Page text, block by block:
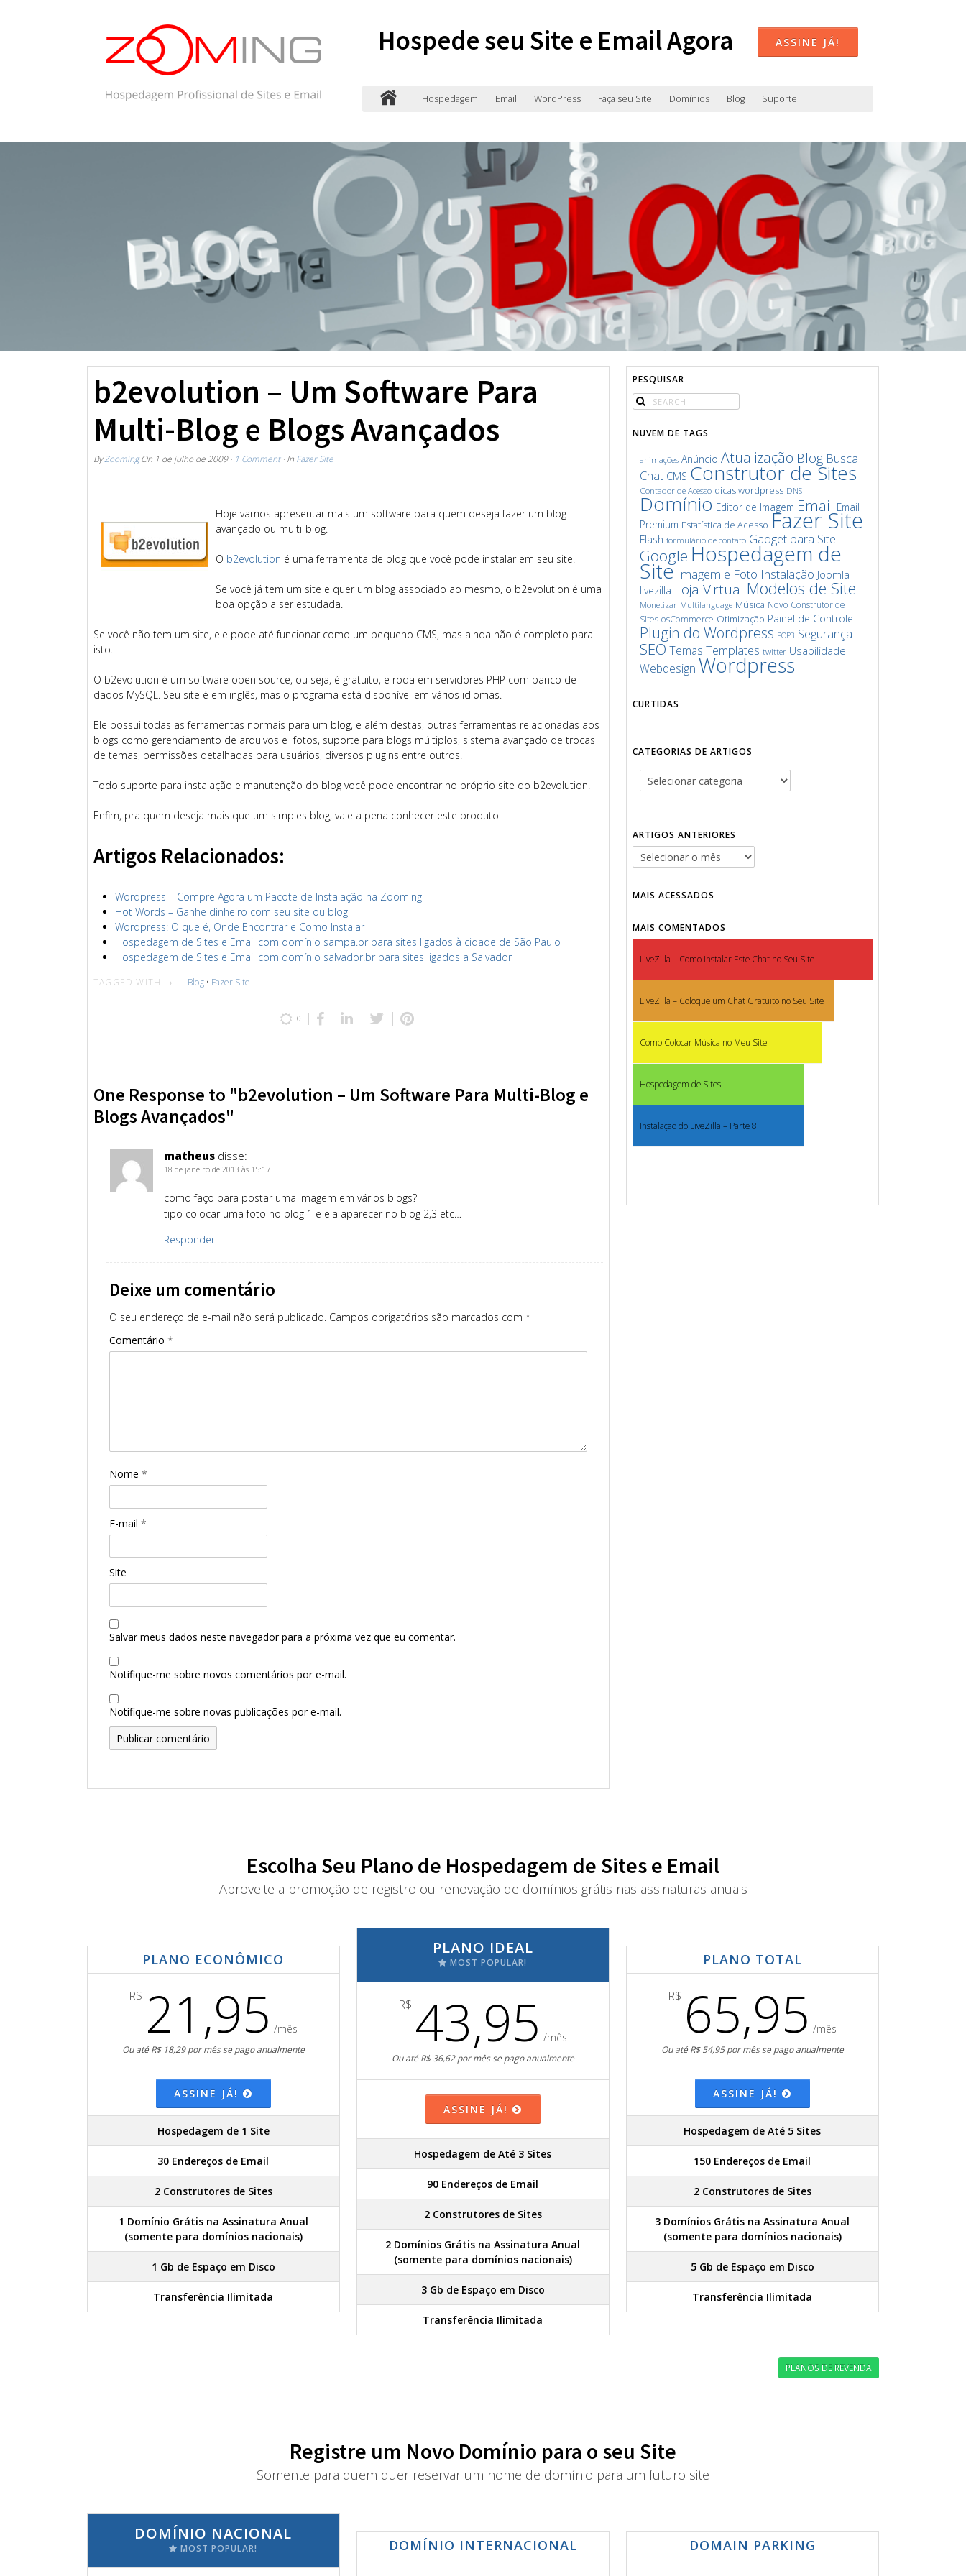
Hospede seu Site e Email Agora ASSINE JÁ!
Hospedagem Email WordPress Faça seu Site Domínios Blog Suporte
b2evolution – Um Software Para
Multi-Blog e Blogs Avançados
ByZoomingOn 1 de julho de 2009· 1 Comment· In Fazer Site
Hoje vamos apresentar mais um software para quem deseja fazer um blog
avançado ou multi-blog.
O b2evolution é uma ferramenta de blog que você pode instalar em seu site.
Se você já tem um site e quer um blog associado ao mesmo, o b2evolution é uma
boa opção a ser estudada.
Se você não tem um site, ele pode até funcionar como um pequeno CMS, mas ainda não é completo para
isto.
O b2evolution é um software open source, ou seja, é gratuito, e roda em servidores PHP com banco de
dados MySQL. Seu site é em inglês, mas o programa está disponível em vários idiomas.
Ele possui todas as ferramentas normais para um blog, e além destas, outras ferramentas relacionadas aos
blogs como gerenciamento de arquivos e fotos, suporte para blogs múltiplos, sistema avançado de trocas
de temas, permissões detalhadas para usuários, diversos plugins entre outros.
Todo suporte para instalação e manutenção do blog você pode encontrar no próprio site do b2evolution.
Enfim, pra quem deseja mais que um simples blog, vale a pena conhecer este produto.
Artigos Relacionados:
Wordpress – Compre Agora um Pacote de Instalação na Zooming
Hot Words – Ganhe dinheiro com seu site ou blog
Wordpress: O que é, Onde Encontrar e Como Instalar
Hospedagem de Sites e Email com domínio sampa.br para sites ligados à cidade de São Paulo
Hospedagem de Sites e Email com domínio salvador.br para sites ligados a Salvador
TAGGED WITH → Blog• Fazer Site
0
One Response to "b2evolution – Um Software Para Multi-Blog e
Blogs Avançados"
matheus disse:
18 de janeiro de 2013 às 15:17
como faço para postar uma imagem em vários blogs?
tipo colocar uma foto no blog 1 e ela aparecer no blog 2,3 etc…
Responder
Deixe um comentário
O seu endereço de e-mail não será publicado. Campos obrigatórios são marcados com *
Comentário *
Nome *
E-mail *
Site
Salvar meus dados neste navegador para a próxima vez que eu comentar.
Notifique-me sobre novos comentários por e-mail.
Notifique-me sobre novas publicações por e-mail.
PESQUISAR
NUVEM DE TAGS
animações Anúncio Atualização Blog Busca
Chat CMS Construtor de Sites
Contador de Acesso dicas wordpress DNS
Domínio Editor de Imagem Email Email
Premium Estatística de Acesso Fazer Site
Flash formulário de contato Gadget para Site
Google Hospedagem de
Site Imagem e Foto Instalação Joomla
livezilla Loja Virtual Modelos de Site
Monetizar Multilanguage Música Novo Construtor de
Sites osCommerce Otimização Painel de Controle
Plugin do Wordpress POP3 Segurança
SEO Temas Templates twitter Usabilidade
Webdesign Wordpress
CURTIDAS
CATEGORIAS DE ARTIGOS
ARTIGOS ANTERIORES
MAIS ACESSADOS
MAIS COMENTADOS
LiveZilla – Como Instalar Este Chat no Seu Site
LiveZilla – Coloque um Chat Gratuito no Seu Site
Como Colocar Música no Meu Site
Hospedagem de Sites
Instalação do LiveZilla – Parte 8
Escolha Seu Plano de Hospedagem de Sites e Email
Aproveite a promoção de registro ou renovação de domínios grátis nas assinaturas anuais
PLANO ECONÔMICO
R$ 21,95 /mês
Ou até R$ 18,29 por mês se pago anualmente
ASSINE JÁ!
Hospedagem de 1 Site
30 Endereços de Email
2 Construtores de Sites
1 Domínio Grátis na Assinatura Anual
(somente para domínios nacionais)
1 Gb de Espaço em Disco
Transferência Ilimitada
PLANO IDEAL
MOST POPULAR!
R$ 43,95 /mês
Ou até R$ 36,62 por mês se pago anualmente
ASSINE JÁ!
Hospedagem de Até 3 Sites
90 Endereços de Email
2 Construtores de Sites
2 Domínios Grátis na Assinatura Anual
(somente para domínios nacionais)
3 Gb de Espaço em Disco
Transferência Ilimitada
PLANO TOTAL
R$ 65,95 /mês
Ou até R$ 54,95 por mês se pago anualmente
ASSINE JÁ!
Hospedagem de Até 5 Sites
150 Endereços de Email
2 Construtores de Sites
3 Domínios Grátis na Assinatura Anual
(somente para domínios nacionais)
5 Gb de Espaço em Disco
Transferência Ilimitada
PLANOS DE REVENDA
Registre um Novo Domínio para o seu Site
Somente para quem quer reservar um nome de domínio para um futuro site
DOMÍNIO NACIONAL
MOST POPULAR! DOMÍNIO INTERNACIONAL DOMAIN PARKING